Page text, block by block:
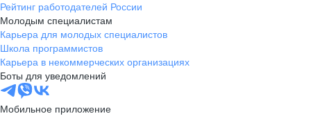
Рейтинг работодателей России
Молодым специалистам
Карьера для молодых специалистов
Школа программистов
Карьера в некоммерческих организациях
Боты для уведомлений
Мобильное приложение